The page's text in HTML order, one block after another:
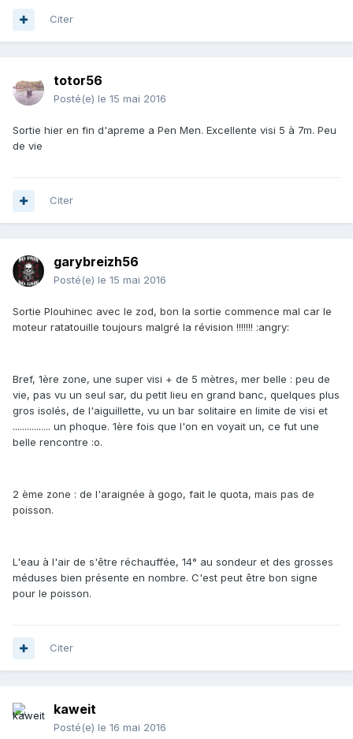
Citer
totor56
Posté(e) le 15 mai 2016
Sortie hier en fin d'apreme a Pen Men. Excellente visi 5 à 7m. Peu
de vie
Citer
garybreizh56
Posté(e) le 15 mai 2016
Sortie Plouhinec avec le zod, bon la sortie commence mal car le
moteur ratatouille toujours malgré la révision !!!!!!! :angry:
Bref, 1ère zone, une super visi + de 5 mètres, mer belle : peu de
vie, pas vu un seul sar, du petit lieu en grand banc, quelques plus
gros isolés, de l'aiguillette, vu un bar solitaire en limite de visi et
................ un phoque. 1ère fois que l'on en voyait un, ce fut une
belle rencontre :o.
2 ème zone : de l'araignée à gogo, fait le quota, mais pas de
poisson.
L'eau à l'air de s'être réchauffée, 14° au sondeur et des grosses
méduses bien présente en nombre. C'est peut être bon signe
pour le poisson.
Citer
kaweit
Posté(e) le 16 mai 2016